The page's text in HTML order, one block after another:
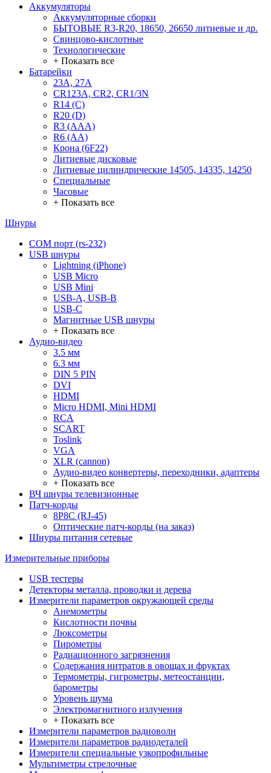
Аккумуляторы
Аккумуляторные сборки
БЫТОВЫЕ R3-R20, 18650, 26650 литиевые и др.
Свинцово-кислотные
Технологические
+ Показать все
Батарейки
23A, 27A
CR123A, CR2, CR1/3N
R14 (C)
R20 (D)
R3 (AAA)
R6 (AA)
Крона (6F22)
Литиевые дисковые
Литиевые цилиндрические 14505, 14335, 14250
Специальные
Часовые
+ Показать все
Шнуры
COM порт (rs-232)
USB шнуры
Lightning (iPhone)
USB Micro
USB Mini
USB-A, USB-B
USB-C
Магнитные USB шнуры
+ Показать все
Аудио-видео
3.5 мм
6.3 мм
DIN 5 PIN
DVI
HDMI
Micro HDMI, Mini HDMI
RCA
SCART
Toslink
VGA
XLR (cannon)
Аудио-видео конвертеры, переходники, адаптеры
+ Показать все
ВЧ шнуры телевизионные
Патч-корды
8P8C (RJ-45)
Оптические патч-корды (на заказ)
Шнуры питания сетевые
Измерительные приборы
USB тестеры
Детекторы металла, проводки и дерева
Измерители параметров окружающей среды
Анемометры
Кислотности почвы
Люксометры
Пирометры
Радиационного загрязнения
Содержания нитратов в овощах и фруктах
Термометры, гигрометры, метеостанции,
барометры
Уровень шума
Электромагнитного излучения
+ Показать все
Измерители параметров радиоволн
Измерители параметров радиодеталей
Измерители специальные узкопрофильные
Мультиметры стрелочные